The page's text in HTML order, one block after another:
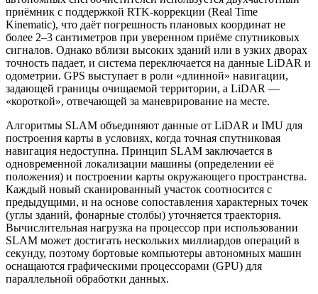
приёмник с поддержкой RTK-коррекции (Real Time
Kinematic), что даёт погрешность плановых координат не
более 2–3 сантиметров при уверенном приёме спутниковых
сигналов. Однако вблизи высоких зданий или в узких дворах
точность падает, и система переключается на данные LiDAR и
одометрии. GPS выступает в роли «длинной» навигации,
задающей границы очищаемой территории, а LiDAR —
«короткой», отвечающей за маневрирование на месте.
Алгоритмы SLAM объединяют данные от LiDAR и IMU для
построения карты в условиях, когда точная спутниковая
навигация недоступна. Принцип SLAM заключается в
одновременной локализации машины (определении её
положения) и построении карты окружающего пространства.
Каждый новый сканированный участок соотносится с
предыдущими, и на основе сопоставления характерных точек
(углы зданий, фонарные столбы) уточняется траектория.
Вычислительная нагрузка на процессор при использовании
SLAM может достигать нескольких миллиардов операций в
секунду, поэтому бортовые компьютеры автономных машин
оснащаются графическими процессорами (GPU) для
параллельной обработки данных.